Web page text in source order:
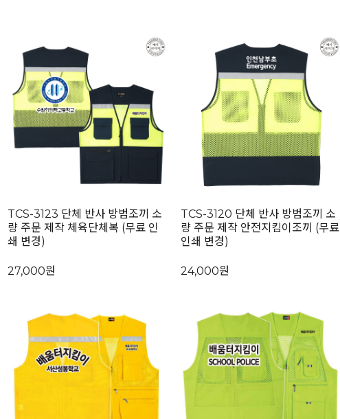
TCS-3123 단체 반사 방범조끼 소
량 주문 제작 체육단체복 (무료 인
쇄 변경)
27,000원
TCS-3120 단체 반사 방범조끼 소
량 주문 제작 안전지킴이조끼 (무료
인쇄 변경)
24,000원